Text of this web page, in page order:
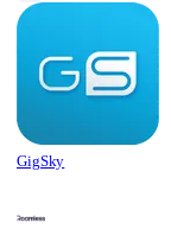
GigSky